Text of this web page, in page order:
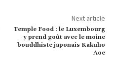
Next article
Temple Food : le Luxembourg
y prend goût avec le moine
bouddhiste japonais Kakuho
Aoe